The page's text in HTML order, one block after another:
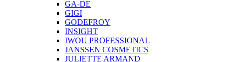
GA-DE
GIGI
GODEFROY
INSIGHT
IWOU PROFESSIONAL
JANSSEN COSMETICS
JULIETTE ARMAND